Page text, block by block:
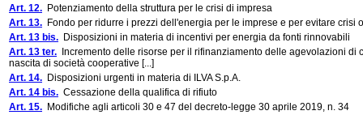
Art. 12. Potenziamento della struttura per le crisi di impresa
Art. 13. Fondo per ridurre i prezzi dell'energia per le imprese e per evitare
Art. 13 bis. Disposizioni in materia di incentivi per energia da fonti rinnovabili
Art. 13 ter. Incremento delle risorse per il rifinanziamento delle agevolazioni
nascita di società cooperative [...]
Art. 14. Disposizioni urgenti in materia di ILVA S.p.A.
Art. 14 bis. Cessazione della qualifica di rifiuto
Art. 15. Modifiche agli articoli 30 e 47 del decreto-legge 30 aprile 2019, n. 34